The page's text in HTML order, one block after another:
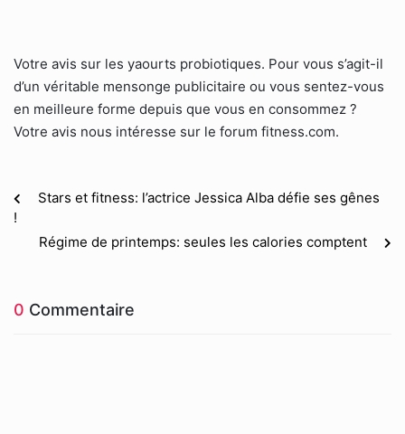
Votre avis sur les yaourts probiotiques. Pour vous s’agit-il
d’un véritable mensonge publicitaire ou vous sentez-vous
en meilleure forme depuis que vous en consommez ?
Votre avis nous intéresse sur le forum fitness.com.
Stars et fitness: l’actrice Jessica Alba défie ses gênes
!
Régime de printemps: seules les calories comptent
0 Commentaire